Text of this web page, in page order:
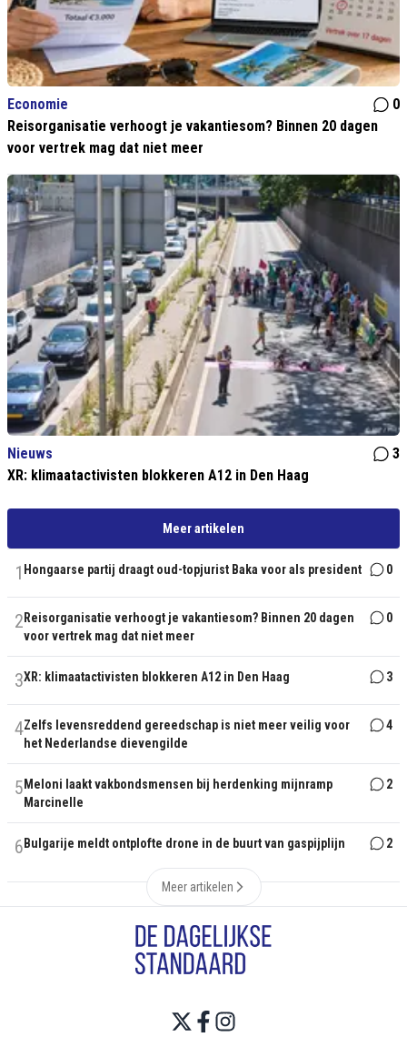
Economie
0
Reisorganisatie verhoogt je vakantiesom? Binnen 20 dagen
voor vertrek mag dat niet meer
Nieuws
3
XR: klimaatactivisten blokkeren A12 in Den Haag
Meer artikelen
1 Hongaarse partij draagt oud-topjurist Baka voor als president 0
2 Reisorganisatie verhoogt je vakantiesom? Binnen 20 dagen
voor vertrek mag dat niet meer
0
3XR: klimaatactivisten blokkeren A12 in Den Haag 3
4Zelfs levensreddend gereedschap is niet meer veilig voor
het Nederlandse dievengilde
4
5 Meloni laakt vakbondsmensen bij herdenking mijnramp
Marcinelle
2
6 Bulgarije meldt ontplofte drone in de buurt van gaspijplijn 2
Meer artikelen